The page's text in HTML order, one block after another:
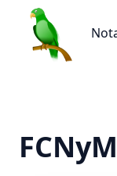
FCNyM